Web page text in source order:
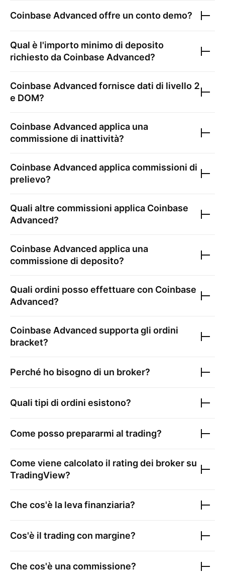
Coinbase Advanced offre un conto demo?
Qual è l'importo minimo di deposito
richiesto da Coinbase Advanced?
Coinbase Advanced fornisce dati di livello 2
e DOM?
Coinbase Advanced applica una
commissione di inattività?
Coinbase Advanced applica commissioni di
prelievo?
Quali altre commissioni applica Coinbase
Advanced?
Coinbase Advanced applica una
commissione di deposito?
Quali ordini posso effettuare con Coinbase
Advanced?
Coinbase Advanced supporta gli ordini
bracket?
Perché ho bisogno di un broker?
Quali tipi di ordini esistono?
Come posso prepararmi al trading?
Come viene calcolato il rating dei broker su
TradingView?
Che cos'è la leva finanziaria?
Cos'è il trading con margine?
Che cos'è una commissione?